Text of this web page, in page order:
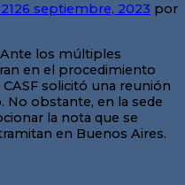
26 septiembre, 2023 por
los múltiples
en el procedimiento
solicitó una reunión
No obstante, en la sede
la nota que se
en Buenos Aires.